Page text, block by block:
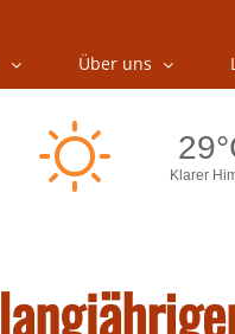
Über uns